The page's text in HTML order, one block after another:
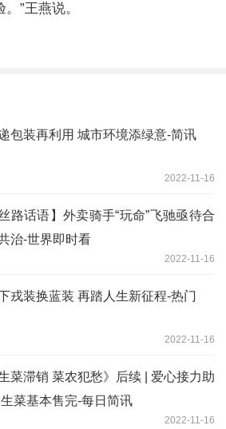
”王燕说。
包装再利用 城市环境添绿意-简讯
2022-11-16
丝路话语】外卖骑手“玩命”飞驰亟待合
治-世界即时看
2022-11-16
戎装换蓝装 再踏人生新征程-热门
2022-11-16
生菜滞销 菜农犯愁》后续 | 爱心接力助
菜基本售完-每日简讯
2022-11-16